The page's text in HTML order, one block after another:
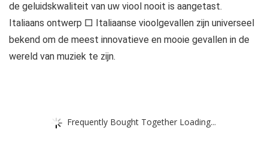
de geluidskwaliteit van uw viool nooit is aangetast.
Italiaans ontwerp □ Italiaanse vioolgevallen zijn universeel
bekend om de meest innovatieve en mooie gevallen in de
wereld van muziek te zijn.
Frequently Bought Together Loading...